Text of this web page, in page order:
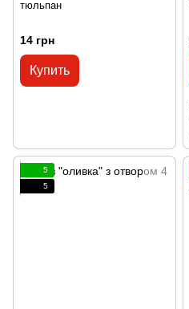
тюльпан
14 грн
Купить
5
5